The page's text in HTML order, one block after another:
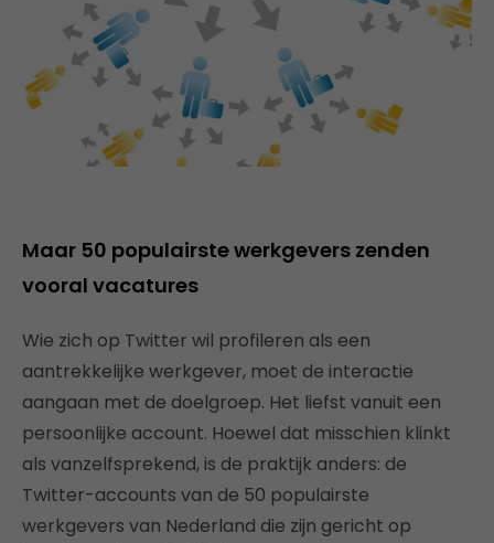
Maar 50 populairste werkgevers zenden
vooral vacatures
Wie zich op Twitter wil profileren als een
aantrekkelijke werkgever, moet de interactie
aangaan met de doelgroep. Het liefst vanuit een
persoonlijke account. Hoewel dat misschien klinkt
als vanzelfsprekend, is de praktijk anders: de
Twitter-accounts van de 50 populairste
werkgevers van Nederland die zijn gericht op